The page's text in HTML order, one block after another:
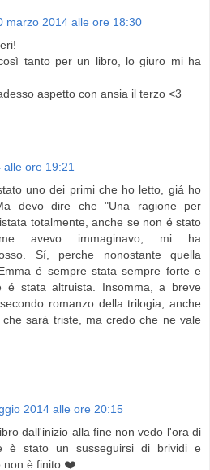
marzo 2014 alle ore 18:30
tanto per un libro, lo giuro mi ha
aspetto con ansia il terzo <3
alle ore 19:21
uno dei primi che ho letto, giá ho
devo dire che "Una ragione per
totalmente, anche se non é stato
avevo immaginavo, mi ha
Sí, perche nonostante quella
é sempre stata sempre forte e
é stata altruista. Insomma, a breve
romanzo della trilogia, anche
sará triste, ma credo che ne vale
2014 alle ore 20:15
dall'inizio alla fine non vedo l'ora di
è stato un susseguirsi di brividi e
non è finito ❤️